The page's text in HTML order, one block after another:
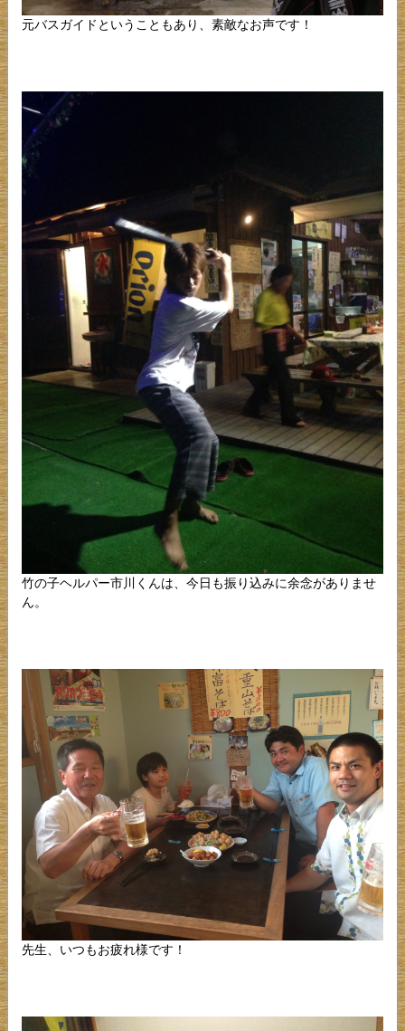
元バスガイドということもあり、素敵なお声です！
竹の子ヘルパー市川くんは、今日も振り込みに余念がありませ
ん。
先生、いつもお疲れ様です！